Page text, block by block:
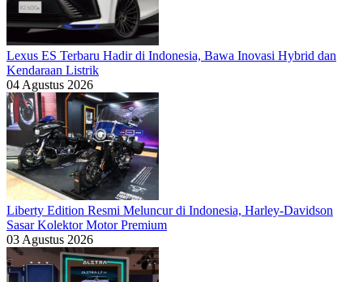
Lexus ES Terbaru Hadir di Indonesia, Bawa Inovasi Hybrid dan
Kendaraan Listrik
04 Agustus 2026
Liberty Edition Resmi Meluncur di Indonesia, Harley-Davidson
Sasar Kolektor Motor Premium
03 Agustus 2026